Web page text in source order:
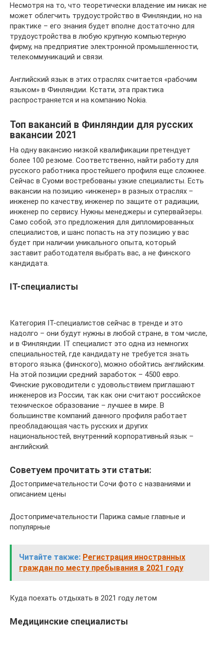
Несмотря на то, что теоретически владение им никак не
может облегчить трудоустройство в Финляндии, но на
практике – его знания будет вполне достаточно для
трудоустройства в любую крупную компьютерную
фирму, на предприятие электронной промышленности,
телекоммуникаций и связи.
Английский язык в этих отраслях считается «рабочим
языком» в Финляндии. Кстати, эта практика
распространяется и на компанию Nokia.
Топ вакансий в Финляндии для русских
вакансии 2021
На одну вакансию низкой квалификации претендует
более 100 резюме. Соответственно, найти работу для
русского работника простейшего профиля еще сложнее.
Сейчас в Суоми востребованы узкие специалисты. Есть
вакансии на позицию «инженер» в разных отраслях –
инженер по качеству, инженер по защите от радиации,
инженер по сервису. Нужны менеджеры и супервайзеры.
Само собой, это предложения для дипломированных
специалистов, и шанс попасть на эту позицию у вас
будет при наличии уникального опыта, который
заставит работодателя выбрать вас, а не финского
кандидата.
IT-специалисты
Категория IT-специалистов сейчас в тренде и это
надолго – они будут нужны в любой стране, в том числе,
и в Финляндии. IT специалист это одна из немногих
специальностей, где кандидату не требуется знать
второго языка (финского), можно обойтись английским.
На этой позиции средний заработок – 4500 евро.
Финские руководители с удовольствием приглашают
инженеров из России, так как они считают российское
техническое образование – лучшее в мире. В
большинстве компаний данного профиля работает
преобладающая часть русских и других
национальностей, внутренний корпоративный язык –
английский.
Советуем прочитать эти статьи:
Достопримечательности Сочи фото с названиями и
описанием цены
Достопримечательности Парижа самые главные и
популярные
Читайте также: Регистрация иностранных
граждан по месту пребывания в 2021 году
Куда поехать отдыхать в 2021 году летом
Медицинские специалисты